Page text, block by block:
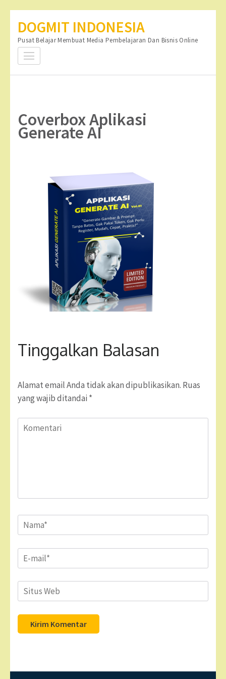
konten
(Tekan
DOGMIT INDONESIA
Pusat Belajar Membuat Media Pembelajaran Dan Bisnis Online
Coverbox Aplikasi
Generate AI
Tinggalkan Balasan
Alamat email Anda tidak akan dipublikasikan. Ruas
yang wajib ditandai *
Komentari
Name*
Email*
Situs
Web